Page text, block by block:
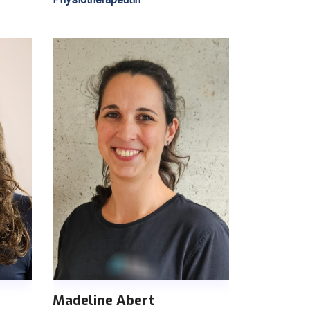
Madeline Abert